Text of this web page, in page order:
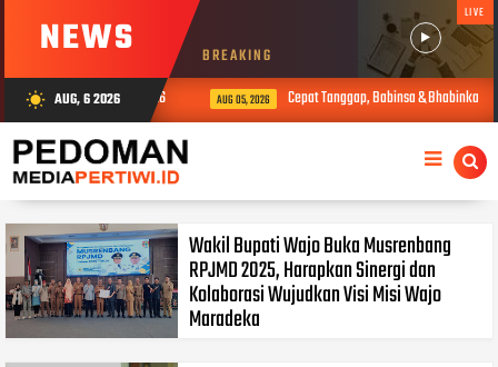
NEWS BREAKING
LIVE
wb_sunny AUG, 6 2026
Tahap III TA. 2026 AUG 05, 2026 Cepat Tanggap, Babinsa &
Wakil Bupati Wajo Buka Musrenbang
RPJMD 2025, Harapkan Sinergi dan
Kolaborasi Wujudkan Visi Misi Wajo
Maradeka